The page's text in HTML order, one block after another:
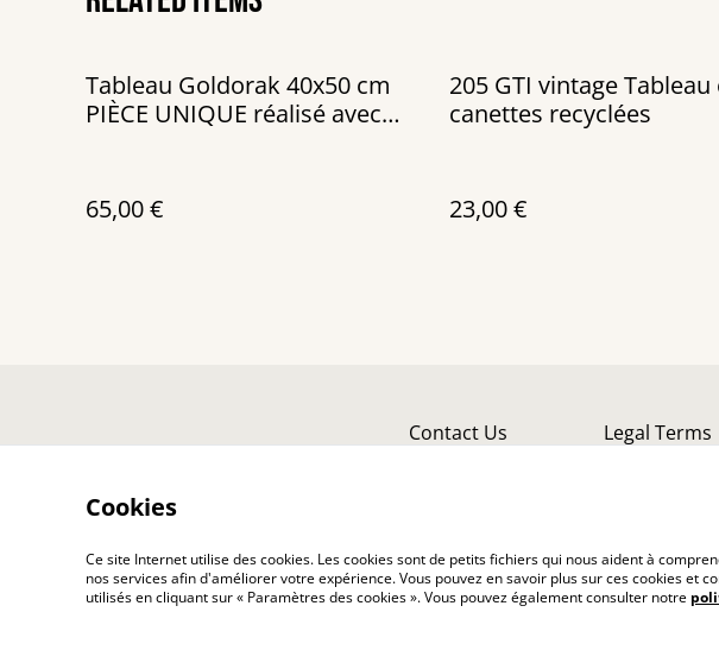
Tableau Goldorak 40x50 cm
PIÈCE UNIQUE réalisé avec
65,00 €
205 GTI vintage Tableau en
canettes recyclées
23,00 €
Contact Us Legal Terms
©2026 Toutenkanet
Cookies
Ce site Internet utilise des cookies. Les cookies sont de petits fichiers qui nous aident à
nos services afin d'améliorer votre expérience. Vous pouvez en savoir plus sur ces cookies et
utilisés en cliquant sur « Paramètres des cookies ». Vous pouvez également consulter notre